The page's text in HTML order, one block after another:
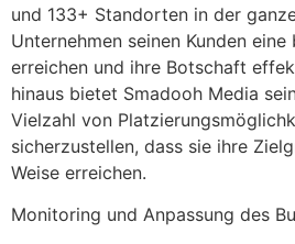
und 133+ Standorten in der
Unternehmen seinen Kunden
erreichen und ihre Botschaft
hinaus bietet Smadooh Media
Vielzahl von
sicherzustellen, dass sie ihre
Weise erreichen.
Monitoring und Anpassung des